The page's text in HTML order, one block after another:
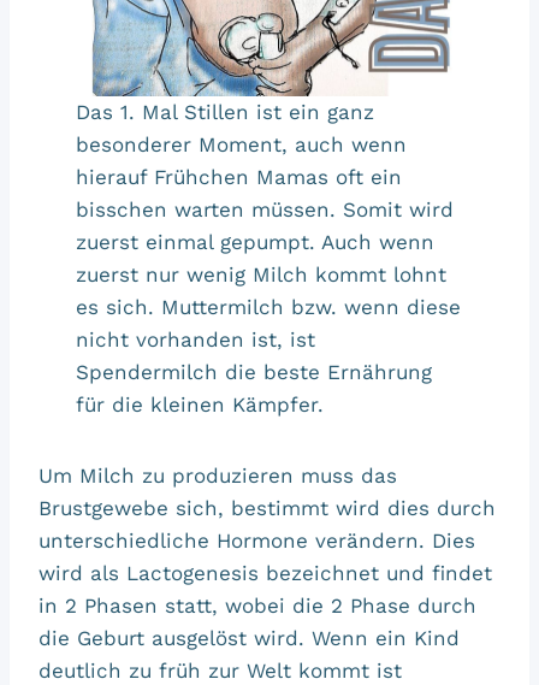
Das 1. Mal Stillen ist ein ganz
besonderer Moment, auch wenn
hierauf Frühchen Mamas oft ein
bisschen warten müssen. Somit wird
zuerst einmal gepumpt. Auch wenn
zuerst nur wenig Milch kommt lohnt
es sich. Muttermilch bzw. wenn diese
nicht vorhanden ist, ist
Spendermilch die beste Ernährung
für die kleinen Kämpfer.
Um Milch zu produzieren muss das
Brustgewebe sich, bestimmt wird dies durch
unterschiedliche Hormone verändern. Dies
wird als Lactogenesis bezeichnet und findet
in 2 Phasen statt, wobei die 2 Phase durch
die Geburt ausgelöst wird. Wenn ein Kind
deutlich zu früh zur Welt kommt ist